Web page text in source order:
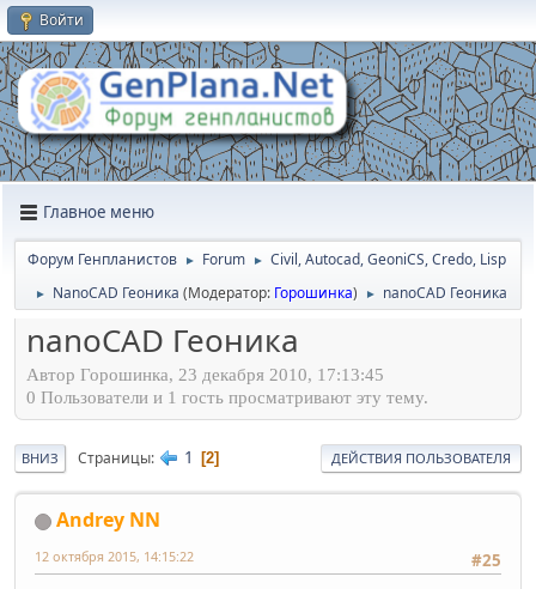
Войти
Главное меню
Форум Генпланистов ► Forum ► Civil, Autocad, GeoniCS, Credo, Lisp
► NanoCAD Геоника (Модератор: Горошинка) ► nanoCAD Геоника
nanoCAD Геоника
Автор Горошинка, 23 декабря 2010, 17:13:45
0 Пользователи и 1 гость просматривают эту тему.
ВНИЗ Страницы 1 2 ДЕЙСТВИЯ ПОЛЬЗОВАТЕЛЯ
Andrey NN
#25
12 октября 2015, 14:15:22